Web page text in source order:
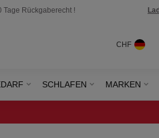
Tage Rückgaberecht !
CHF
SCHLAFEN MARKEN